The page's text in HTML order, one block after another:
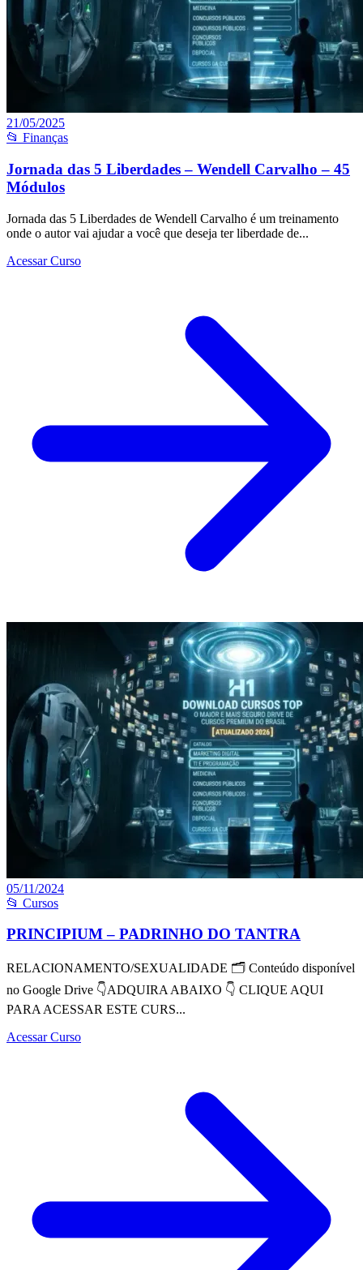
21/05/2025
📂 Finanças
Jornada das 5 Liberdades – Wendell Carvalho – 45
Módulos
Jornada das 5 Liberdades de Wendell Carvalho é um treinamento
onde o autor vai ajudar a você que deseja ter liberdade de...
Acessar Curso
05/11/2024
📂 Cursos
PRINCIPIUM – PADRINHO DO TANTRA
RELACIONAMENTO/SEXUALIDADE 🗂 Conteúdo disponível
no Google Drive 👇ADQUIRA ABAIXO 👇 CLIQUE AQUI
PARA ACESSAR ESTE CURS...
Acessar Curso